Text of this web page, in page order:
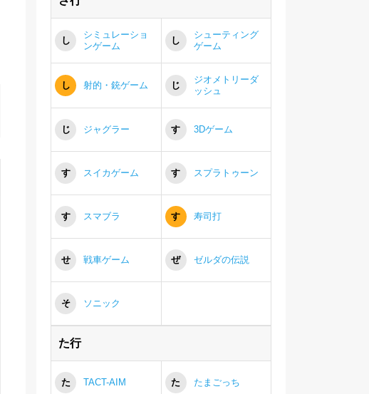
し
シミュレーショ
ンゲーム
し
シューティング
ゲーム
し 射的・銃ゲーム じ
ジオメトリーダ
ッシュ
じ ジャグラー す 3Dゲーム
す スイカゲーム す スプラトゥーン
す スマブラ す 寿司打
せ 戦車ゲーム ぜ ゼルダの伝説
そ ソニック
た行
た TACT-AIM た たまごっち